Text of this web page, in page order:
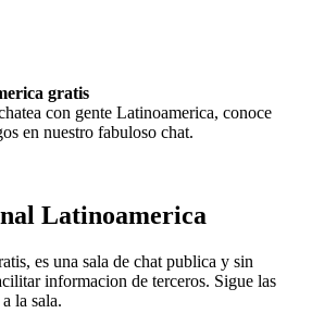
gratis
con gente Latinoamerica, conoce
en nuestro fabuloso chat.
Latinoamerica
es una sala de chat publica y sin
informacion de terceros. Sigue las
la sala.